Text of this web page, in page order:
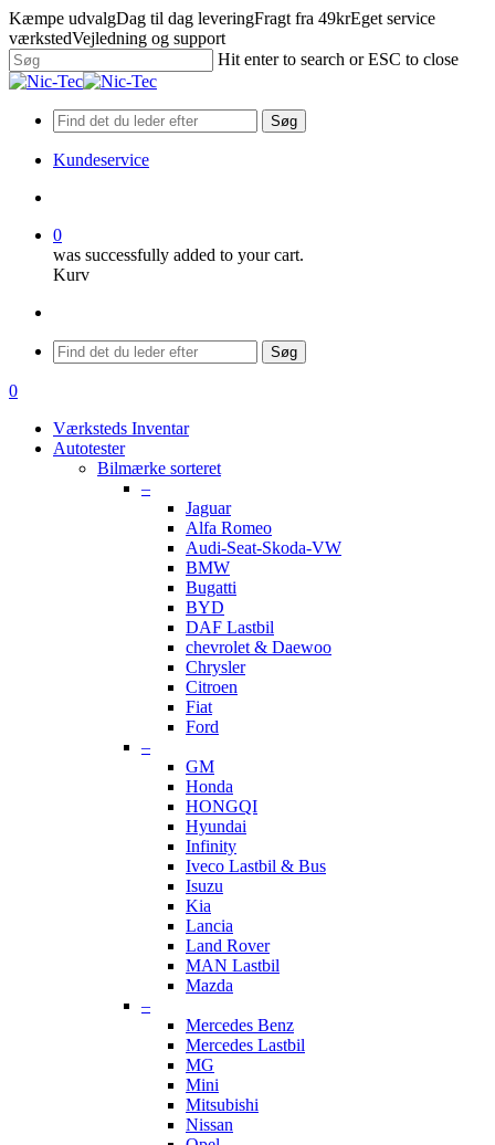
Skip
to
main
content
Kæmpe udvalgDag til dag leveringFragt fra 49krEget service
værkstedVejledning og support
Hit enter to search or ESC to close
Close
Søg
Kundeservice
0
was successfully added to your cart.
Kurv
Menu
Søg
search
0
Værksteds Inventar
Autotester
Bilmærke sorteret
–
Jaguar
Alfa Romeo
Audi-Seat-Skoda-VW
BMW
Bugatti
BYD
DAF Lastbil
chevrolet & Daewoo
Chrysler
Citroen
Fiat
Ford
–
GM
Honda
HONGQI
Hyundai
Infinity
Iveco Lastbil & Bus
Isuzu
Kia
Lancia
Land Rover
MAN Lastbil
Mazda
–
Mercedes Benz
Mercedes Lastbil
MG
Mini
Mitsubishi
Nissan